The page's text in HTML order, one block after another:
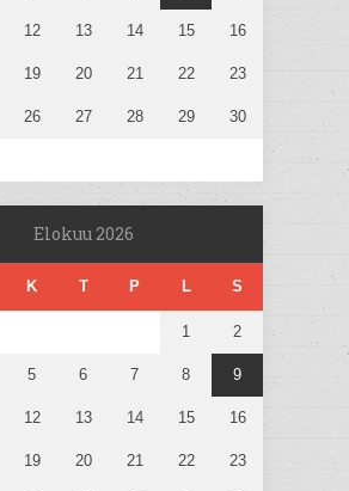
12 13 14 15 16
19 20 21 22 23
26 27 28 29 30
Elokuu 2026
K T P L S
1 2
5 6 7 8 9
12 13 14 15 16
19 20 21 22 23